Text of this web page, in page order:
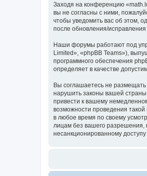
Заходя на конференцию
вы не согласны с ними,
чтобы уведомить вас об этом,
после обновления/
Наши форумы работают под
Limited», «phpBB Teams»),
программного обеспечения
определяет в качестве
Вы соглашаетесь не
нарушить законы вашей
привести к вашему
возможности проведения
в любое время по своему
лицам без вашего разрешения,
несанкционированному доступу